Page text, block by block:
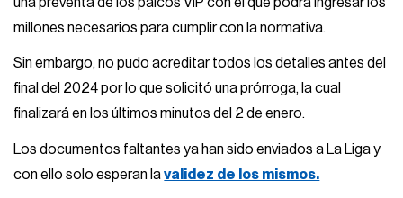
millones necesarios para cumplir con la normativa.
Sin embargo, no pudo acreditar todos los detalles antes del
final del 2024 por lo que solicitó una prórroga, la cual
finalizará en los últimos minutos del 2 de enero.
Los documentos faltantes ya han sido enviados a La Liga y
con ello solo esperan lavalidez de los mismos.